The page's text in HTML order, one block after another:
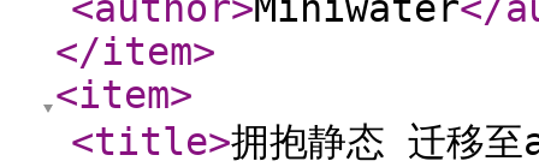
</item>
<item>
<title>拥抱静态 迁移